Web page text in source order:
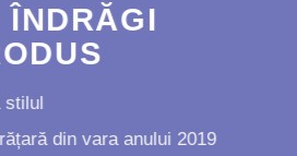
ÎNDRĂGI
stilul
din vara anului 2019